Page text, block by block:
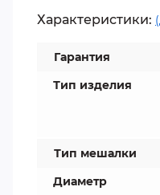
Характеристики:
Гарантия
Тип изделия
Тип мешалки
Диаметр